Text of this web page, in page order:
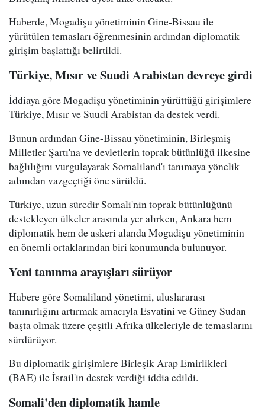
Haberde, Mogadişu yönetiminin Gine-Bissau ile
yürütülen temasları öğrenmesinin ardından diplomatik
girişim başlattığı belirtildi.
Türkiye, Mısır ve Suudi Arabistan devreye girdi
İddiaya göre Mogadişu yönetiminin yürüttüğü girişimlere
Türkiye, Mısır ve Suudi Arabistan da destek verdi.
Bunun ardından Gine-Bissau yönetiminin, Birleşmiş
Milletler Şartı'na ve devletlerin toprak bütünlüğü ilkesine
bağlılığını vurgulayarak Somaliland'ı tanımaya yönelik
adımdan vazgeçtiği öne sürüldü.
Türkiye, uzun süredir Somali'nin toprak bütünlüğünü
destekleyen ülkeler arasında yer alırken, Ankara hem
diplomatik hem de askeri alanda Mogadişu yönetiminin
en önemli ortaklarından biri konumunda bulunuyor.
Yeni tanınma arayışları sürüyor
Habere göre Somaliland yönetimi, uluslararası
tanınırlığını artırmak amacıyla Esvatini ve Güney Sudan
başta olmak üzere çeşitli Afrika ülkeleriyle de temaslarını
sürdürüyor.
Bu diplomatik girişimlere Birleşik Arap Emirlikleri
(BAE) ile İsrail'in destek verdiği iddia edildi.
Somali'den diplomatik hamle